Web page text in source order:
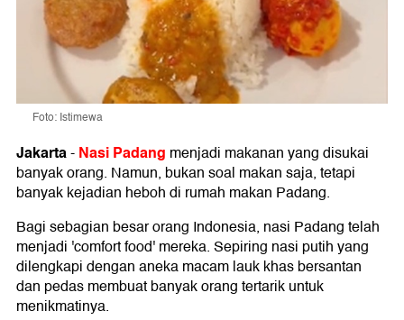
Foto: Istimewa
Jakarta-Nasi Padang menjadi makanan yang disukai
banyak orang. Namun, bukan soal makan saja, tetapi
banyak kejadian heboh di rumah makan Padang.
Bagi sebagian besar orang Indonesia, nasi Padang telah
menjadi 'comfort food' mereka. Sepiring nasi putih yang
dilengkapi dengan aneka macam lauk khas bersantan
dan pedas membuat banyak orang tertarik untuk
menikmatinya.